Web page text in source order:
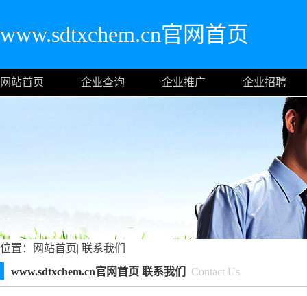
www.sdtxchem.cn官网首页
网站首页 企业查询 企业推广 企业招聘
位置： 网站首页| 联系我们
www.sdtxchem.cn官网首页 联系我们
Contact Us